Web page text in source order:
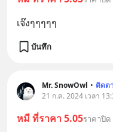
เจ๊งๆๆๆๆๆ
บันทึก
Mr. SnowOwl • ติดต
21 ก.ค. 2024 เวลา
หมี ที่ราคา 5.05ราคาปิด